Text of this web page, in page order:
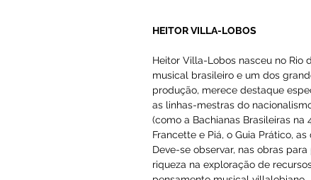
felizes exemplos do estilo
dos ritmos de nossas
O âmbito folclórico de
forma alusiva. Em gerai
Joropo. Cada trecho tem
rítmico e melódico central
escritos em 1927 e